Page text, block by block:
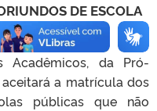
DE ESCOLA
Acadêmicos, da Pró-
a matrícula dos
públicas que não